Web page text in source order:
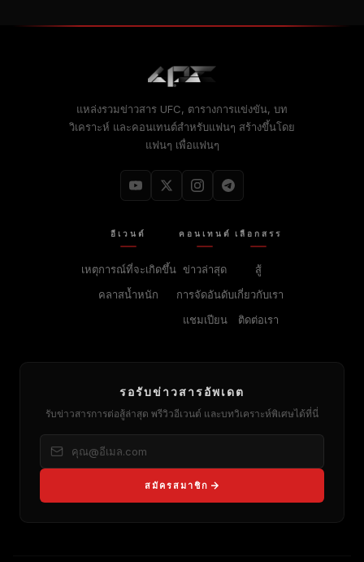
แหล่งรวมข่าวสาร UFC, ตารางการแข่งขัน, บท
วิเคราะห์ และคอนเทนต์สำหรับแฟนๆ สร้างขึ้นโดย
แฟนๆ เพื่อแฟนๆ
อีเวนต์
เหตุการณ์ที่จะเกิดขึ้น
คลาสน้ำหนัก
คอนเทนต์
ข่าวล่าสุด
การจัดอันดับ
แชมเปียน
เลือกสรร
สู้
เกี่ยวกับเรา
ติดต่อเรา
รอรับข่าวสารอัพเดต
รับข่าวสารการต่อสู้ล่าสุด พรีวิวอีเวนต์ และบทวิเคราะห์พิเศษได้ที่นี่
สมัครสมาชิก